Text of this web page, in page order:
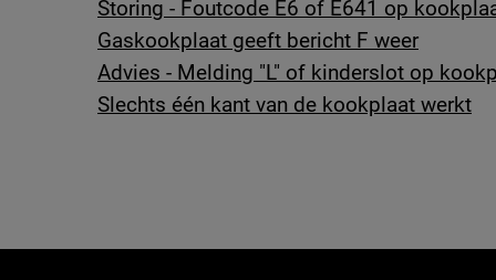
Storing - Foutcode E6 of E641 op
Gaskookplaat geeft bericht F weer
Advies - Melding "L" of kinderslot op
Slechts één kant van de kookplaat werkt